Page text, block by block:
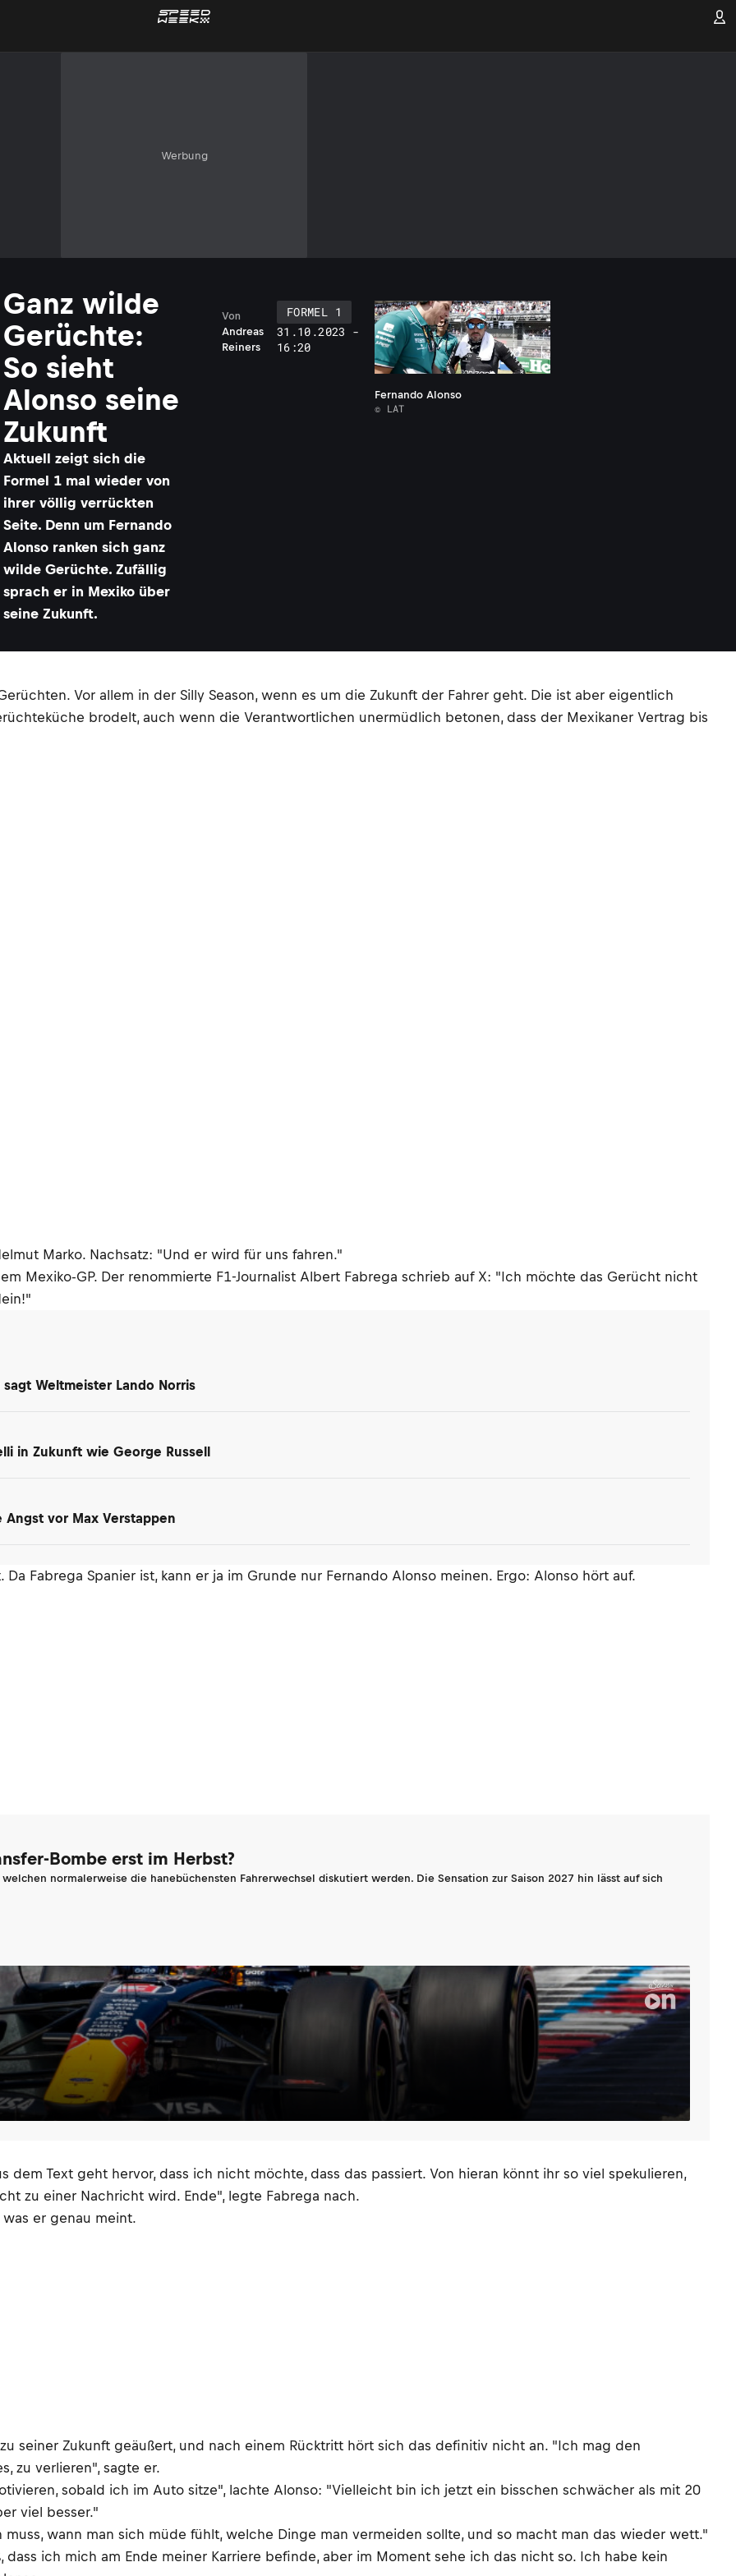
Werbung
Ganz wilde
Gerüchte:
So sieht
Alonso seine
Zukunft
Aktuell zeigt sich die
Formel 1 mal wieder von
ihrer völlig verrückten
Seite. Denn um Fernando
Alonso ranken sich ganz
wilde Gerüchte. Zufällig
sprach er in Mexiko über
seine Zukunft.
Andreas
Reiners
Von
FORMEL 1
31.10.2023 -
16:20
Fernando Alonso
© LAT
Vor allem in der Silly Season, wenn es um die Zukunft der Fahrer geht. Die ist aber eigentlich
brodelt, auch wenn die Verantwortlichen unermüdlich betonen, dass der Mexikaner Vertrag bis
Marko. Nachsatz: "Und er wird für uns fahren."
Mexiko-GP. Der renommierte F1-Journalist Albert Fabrega schrieb auf X: "Ich möchte das Gerücht nicht
Weltmeister Lando Norris
in Zukunft wie George Russell
vor Max Verstappen
Fabrega Spanier ist, kann er ja im Grunde nur Fernando Alonso meinen. Ergo: Alonso hört auf.
Bombe erst im Herbst?
normalerweise die hanebüchensten Fahrerwechsel diskutiert werden. Die Sensation zur Saison 2027 hin lässt auf sich
Text geht hervor, dass ich nicht möchte, dass das passiert. Von hieran könnt ihr so viel spekulieren,
zu einer Nachricht wird. Ende", legte Fabrega nach.
er genau meint.
seiner Zukunft geäußert, und nach einem Rücktritt hört sich das definitiv nicht an. "Ich mag den
zu verlieren", sagte er.
sobald ich im Auto sitze", lachte Alonso: "Vielleicht bin ich jetzt ein bisschen schwächer als mit 20
viel besser."
wann man sich müde fühlt, welche Dinge man vermeiden sollte, und so macht man das wieder wett."
ich mich am Ende meiner Karriere befinde, aber im Moment sehe ich das nicht so. Ich habe kein